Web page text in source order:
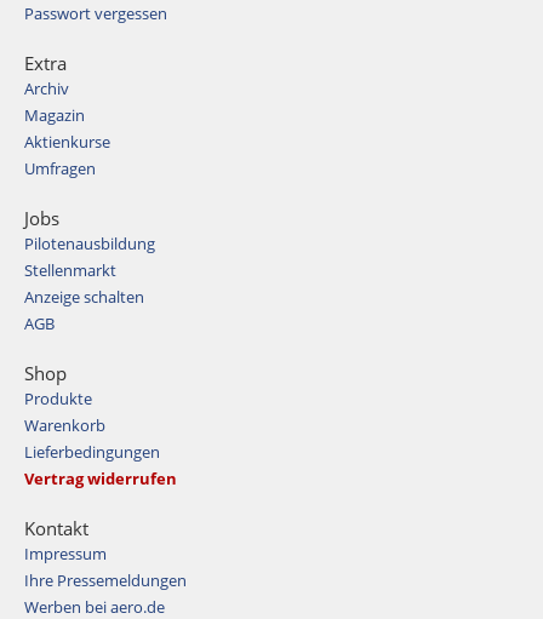
Passwort vergessen
Extra
Archiv
Magazin
Aktienkurse
Umfragen
Jobs
Pilotenausbildung
Stellenmarkt
Anzeige schalten
AGB
Shop
Produkte
Warenkorb
Lieferbedingungen
Vertrag widerrufen
Kontakt
Impressum
Ihre Pressemeldungen
Werben bei aero.de